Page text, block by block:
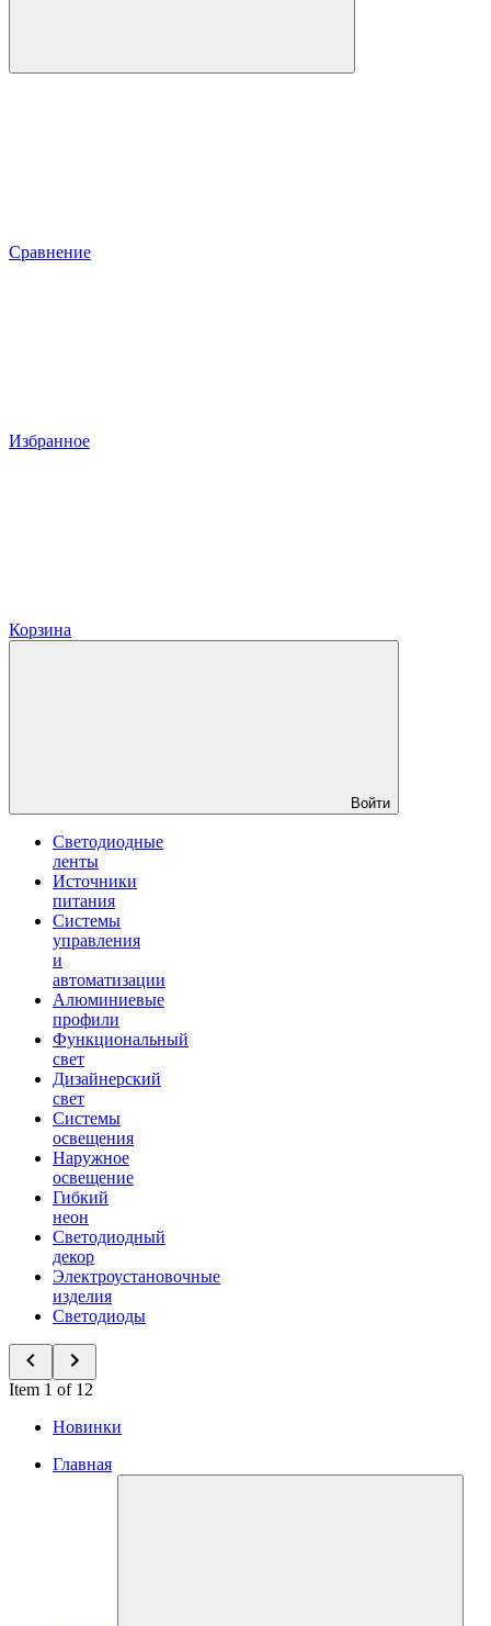
Сравнение
Избранное
Корзина
Войти
Светодиодные
ленты
Источники
питания
Системы
управления
и
автоматизации
Алюминиевые
профили
Функциональный
свет
Дизайнерский
свет
Системы
освещения
Наружное
освещение
Гибкий
неон
Светодиодный
декор
Электроустановочные
изделия
Светодиоды
Item 1 of 12
Новинки
Главная